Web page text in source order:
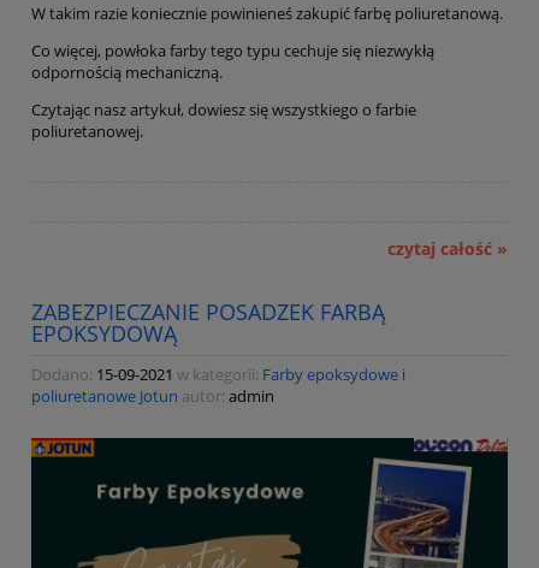
W takim razie koniecznie powinieneś zakupić farbę poliuretanową.
Co więcej, powłoka farby tego typu cechuje się niezwykłą
odpornością mechaniczną.
Czytając nasz artykuł, dowiesz się wszystkiego o farbie
poliuretanowej.
czytaj całość »
ZABEZPIECZANIE POSADZEK FARBĄ
EPOKSYDOWĄ
Dodano: 15-09-2021 w kategorii: Farby epoksydowe i
poliuretanowe Jotun autor: admin